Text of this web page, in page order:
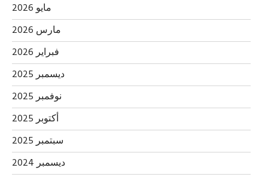
مايو 2026
مارس 2026
فبراير 2026
ديسمبر 2025
نوفمبر 2025
أكتوبر 2025
سبتمبر 2025
ديسمبر 2024